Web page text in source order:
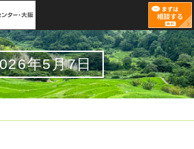
年5月7日